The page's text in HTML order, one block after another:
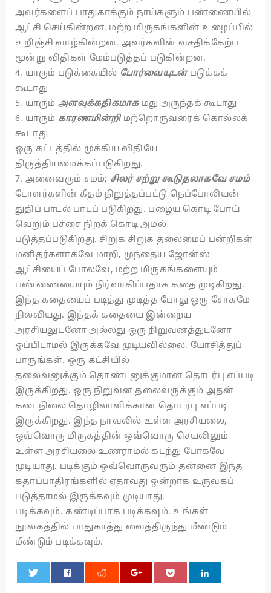
அவர்களைப் பாதுகாக்கும் நாய்களும் பண்ணையில்
ஆட்சி செய்கின்றன. மற்ற மிருகங்களின் உழைப்பில்
உறிஞ்சி வாழ்கின்றன. அவர்களின் வசதிக்கேற்ப
மூன்று விதிகள் மேம்படுத்தப் படுகின்றன.
4. யாரும் படுக்கையில் போர்வையுடன்படுக்கக்
கூடாது
5. யாரும் அளவுக்கதிகமாக மது அருந்தக் கூடாது
6. யாரும் காரணமின்றிமற்றொருவரைக் கொல்லக்
கூடாது
ஒரு கட்டத்தில் முக்கிய விதியே
திருத்தியமைக்கப்படுகிறது.
7. அனைவரும் சமம்; சிலர் சற்று கூடுதலாகவே சமம்
டோளர்களின் கீதம் நிறுத்தப்பட்டு நெப்போலியன்
துதிப் பாடல் பாடப் படுகிறது. பழைய கொடி போய்
வெறும் பச்சை நிறக் கொடி அமல்
படுத்தப்படுகிறது. சிறுக சிறுக தலைமைப் பன்றிகள்
மனிதர்களாகவே மாறி, முந்தைய ஜோன்ஸ்
ஆட்சியைப் போலவே, மற்ற மிருகங்களையும்
பண்ணையையும் நிர்வாகிப்பதாக கதை முடிகிறது.
இந்த கதையைப் படித்து முடித்த போது ஒரு சோகமே
நிலவியது. இந்தக் கதையை இன்றைய
அரசியலுடனோ அல்லது ஒரு நிறுவனத்துடனோ
ஒப்பிடாமல் இருக்கவே முடியவில்லை. யோசித்துப்
பாருங்கள். ஒரு கட்சியில்
தலைவனுக்கும் தொண்டனுக்குமான தொடர்பு எப்படி
இருக்கிறது. ஒரு நிறுவன தலைவருக்கும் அதன்
கடைநிலை தொழிலாளிக்கான தொடர்பு எப்படி
இருக்கிறது. இந்த நாவலில் உள்ள அரசியலை,
ஒவ்வொரு மிருகத்தின் ஒவ்வொரு செயலிலும்
உள்ள அரசியலை உணராமல் கடந்து போகவே
முடியாது. படிக்கும் ஒவ்வொருவரும் தன்னை இந்த
கதாப்பாதிரங்களில் ஏதாவது ஒன்றாக உருவகப்
படுத்தாமல் இருக்கவும் முடியாது.
படிக்கவும். கண்டிப்பாக படிக்கவும். உங்கள்
நூலகத்தில் பாதுகாத்து வைத்திருந்து மீண்டும்
மீண்டும் படிக்கவும்.